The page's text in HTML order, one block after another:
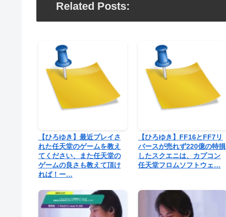
Related Posts:
【ひろゆき】最近プレイさ
れた任天堂のゲームを教え
てください、また任天堂の
ゲームの良さも教えて頂け
れば！ー…
【ひろゆき】FF16とFF7リ
バースが売れず220億の特損
したスクエニは、カプコン
任天堂フロムソフトウェ…